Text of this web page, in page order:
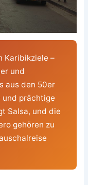
Karibikziele –
und
aus den 50er
prächtige
Salsa, und die
gehören zu